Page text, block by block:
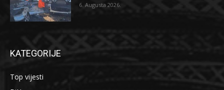
6. Augusta 2026.
KATEGORIJE
Top vijesti